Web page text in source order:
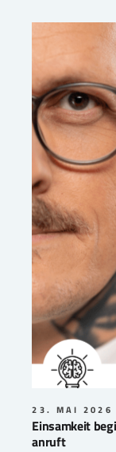
23. MAI 2026
Einsamkeit
anruft